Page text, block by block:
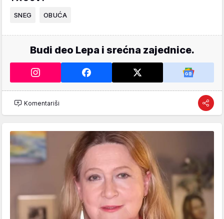
SNEG OBUĆA
Budi deo Lepa i srećna zajednice.
Komentariši